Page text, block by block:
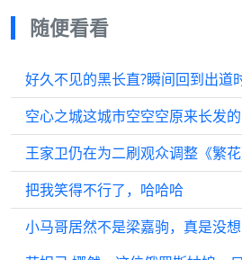
随便看看
好久不见的黑长直?瞬间回到出道
把我笑得不行了，哈哈哈
小马哥居然不是梁嘉驹，真是没